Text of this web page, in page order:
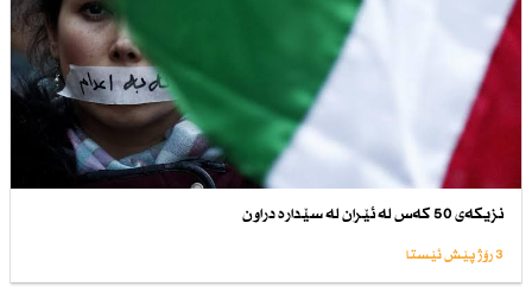
نزیكەی 50 كەس لە ئێران لە سێدارە دراون
3 رۆژ پێش ئێستا